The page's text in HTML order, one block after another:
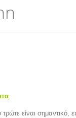
είναι σημαντικό,